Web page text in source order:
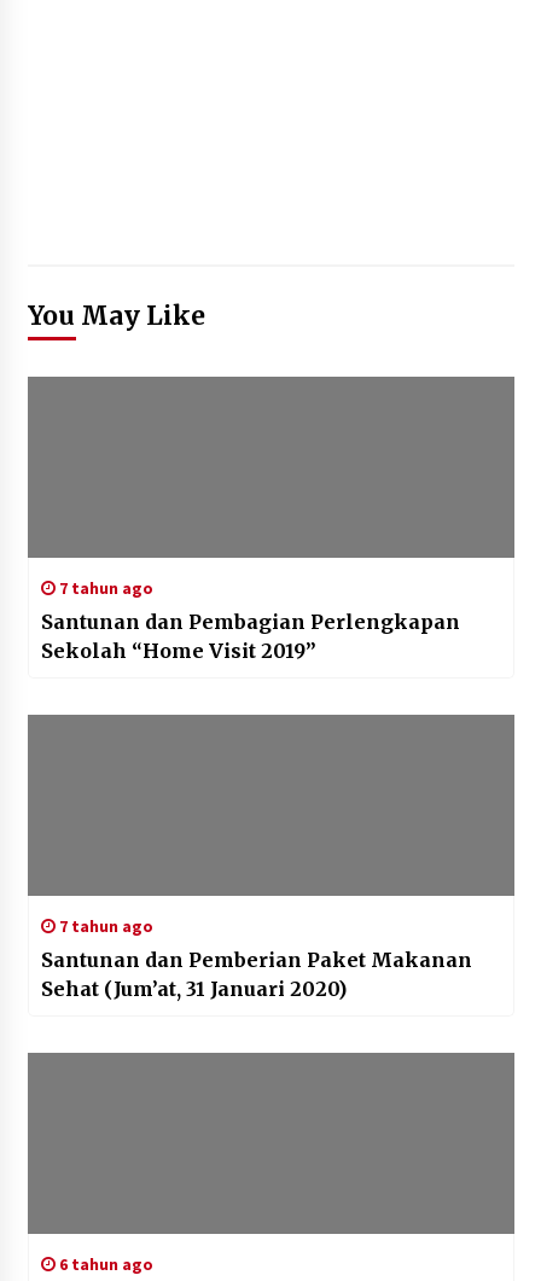
You May Like
7 tahun ago
Santunan dan Pembagian Perlengkapan
Sekolah “Home Visit 2019”
7 tahun ago
Santunan dan Pemberian Paket Makanan
Sehat (Jum’at, 31 Januari 2020)
6 tahun ago